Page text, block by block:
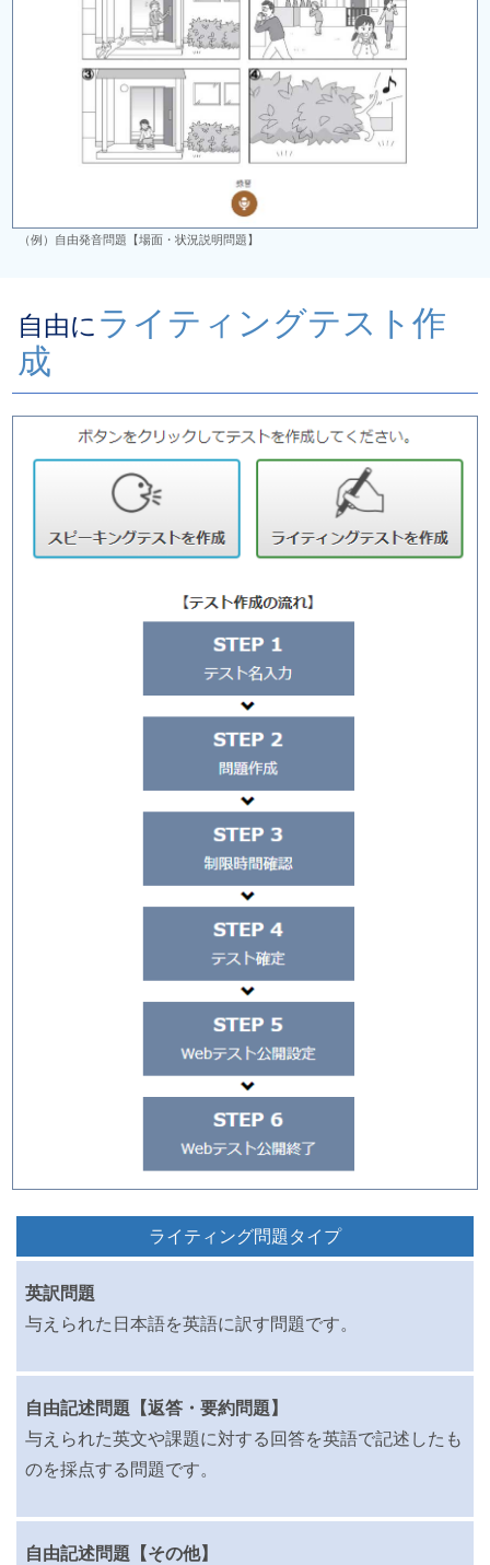
（例）自由発音問題【場面・状況説明問題】
自由に ライティングテスト作
成
ライティング問題タイプ
英訳問題
与えられた日本語を英語に訳す問題です。
自由記述問題【返答・要約問題】
与えられた英文や課題に対する回答を英語で記述したも
のを採点する問題です。
自由記述問題【その他】